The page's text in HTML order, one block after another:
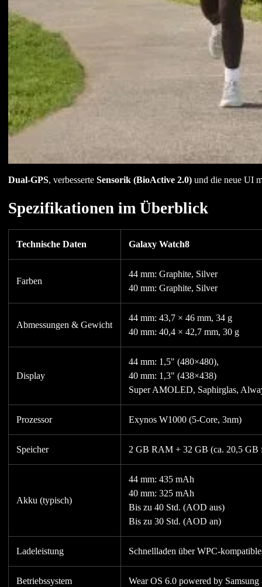
Dual-GPS, verbesserte Sensorik (BioActive 2.0)und die neue UI
Spezifikationen im Überblick
Technische Daten Galaxy Watch8
Farben
44 mm: Graphite, Silver
40 mm: Graphite, Silver
Abmessungen & Gewicht
44 mm: 43,7 × 46 mm, 34 g
40 mm: 40,4 × 42,7 mm, 30 g
Display
44 mm: 1,5" (480×480),
40 mm: 1,3" (438×438)
Super AMOLED, Saphirglas,
Prozessor Exynos W1000 (5-Core, 3nm)
Speicher 2 GB RAM + 32 GB (ca. 20,5 GB
Akku (typisch)
44 mm: 435 mAh
40 mm: 325 mAh
Bis zu 40 Std. (AOD aus)
Bis zu 30 Std. (AOD an)
Ladeleistung Schnellladen über WPC-
Betriebssystem Wear OS 6.0 powered by Samsung